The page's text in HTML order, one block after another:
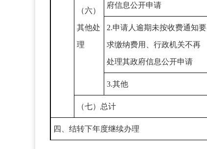
（六）
其他处
理
府信息公开申请
2.申请人逾期未按收费通知要
求缴纳费用、行政机关不再
处理其政府信息公开申请
3.其他
（七）总计
四、结转下年度继续办理